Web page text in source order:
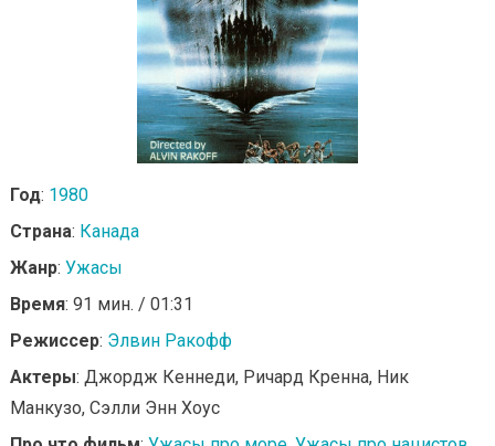
Год: 1980
Страна: Канада
Жанр: Ужасы
Время: 91 мин. / 01:31
Режиссер: Элвин Ракофф
Актеры: Джордж Кеннеди, Ричард Кренна, Ник
Манкузо, Сэлли Энн Хоус